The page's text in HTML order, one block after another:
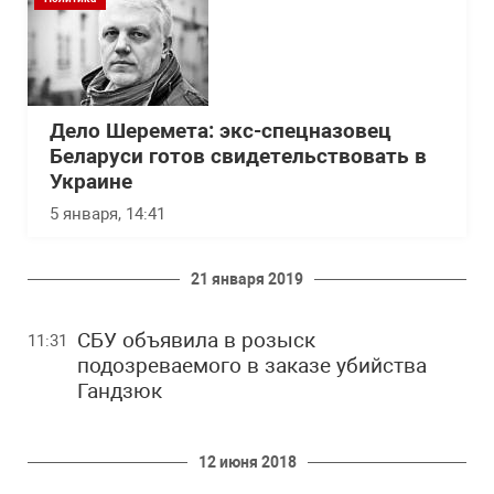
Дело Шеремета: экс-спецназовец
Беларуси готов свидетельствовать в
Украине
5 января, 14:41
21 января 2019
СБУ объявила в розыск
подозреваемого в заказе убийства
Гандзюк
11:31
12 июня 2018